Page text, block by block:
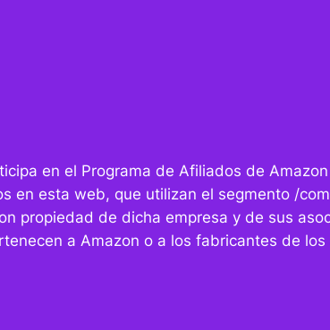
en el Programa de Afiliados de
en esta web, que utilizan el segmento /
propiedad de dicha empresa y de sus
a Amazon o a los fabricantes de los